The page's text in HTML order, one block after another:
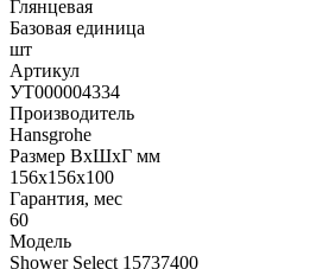
Глянцевая
Базовая единица
шт
Артикул
УТ000004334
Производитель
Hansgrohe
Размер ВхШхГ мм
156х156х100
Гарантия, мес
60
Модель
Shower Select 15737400